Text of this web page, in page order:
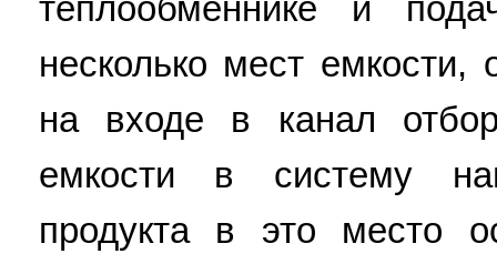
теплообменнике и
несколько мест емкости,
на входе в канал
емкости в систему
продукта в это место